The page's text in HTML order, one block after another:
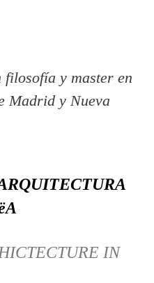
filosofí­a y master en
Madrid y Nueva
IN